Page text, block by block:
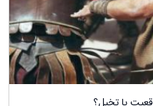
یا تخیل؟